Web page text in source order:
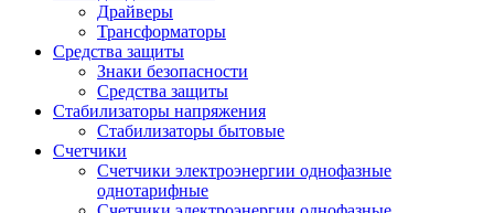
Драйверы
Трансформаторы
Средства защиты
Знаки безопасности
Средства защиты
Стабилизаторы напряжения
Стабилизаторы бытовые
Счетчики
Счетчики электроэнергии однофазные
однотарифные